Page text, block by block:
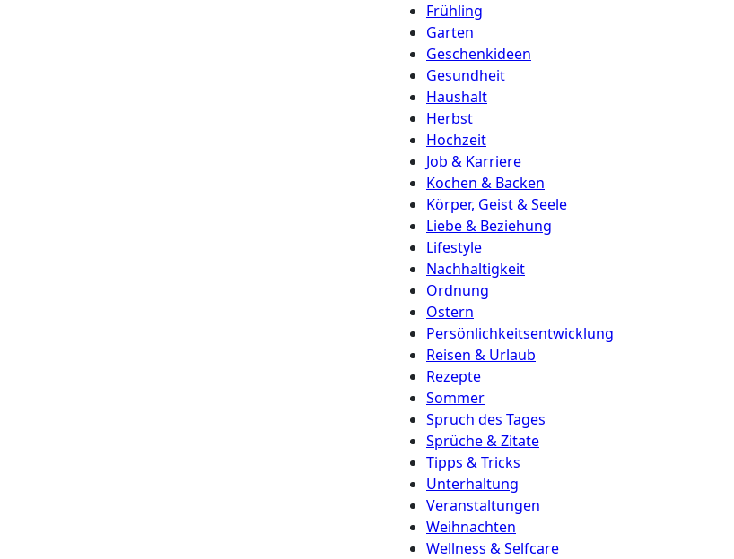
Frühling
Garten
Geschenkideen
Gesundheit
Haushalt
Herbst
Hochzeit
Job & Karriere
Kochen & Backen
Körper, Geist & Seele
Liebe & Beziehung
Lifestyle
Nachhaltigkeit
Ordnung
Ostern
Persönlichkeitsentwicklung
Reisen & Urlaub
Rezepte
Sommer
Spruch des Tages
Sprüche & Zitate
Tipps & Tricks
Unterhaltung
Veranstaltungen
Weihnachten
Wellness & Selfcare